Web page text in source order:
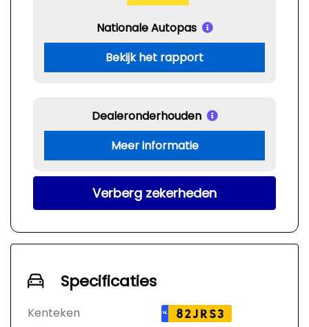
Nationale Autopas
Bekijk het rapport
Dealeronderhouden
Meer informatie
Verberg zekerheden
Specificaties
Kenteken NL 82JRS3